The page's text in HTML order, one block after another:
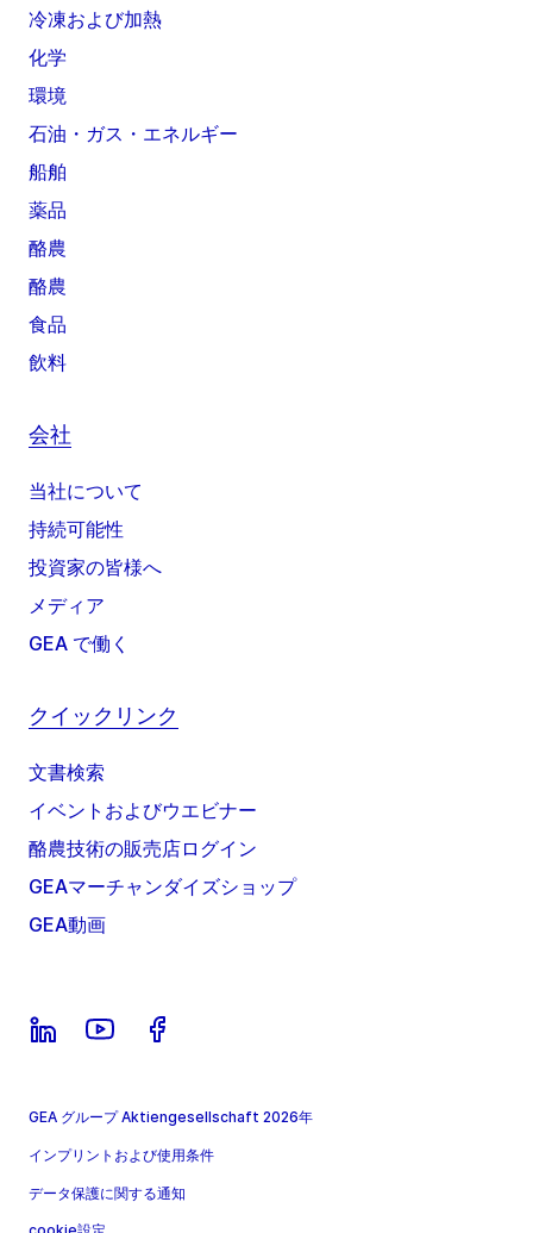
冷凍および加熱
化学
環境
石油・ガス・エネルギー
船舶
薬品
酪農
酪農
食品
飲料
会社
当社について
持続可能性
投資家の皆様へ
メディア
GEA で働く
クイックリンク
文書検索
イベントおよびウエビナー
酪農技術の販売店ログイン
GEAマーチャンダイズショップ
GEA動画
GEA グループ Aktiengesellschaft 2026年
インプリントおよび使用条件
データ保護に関する通知